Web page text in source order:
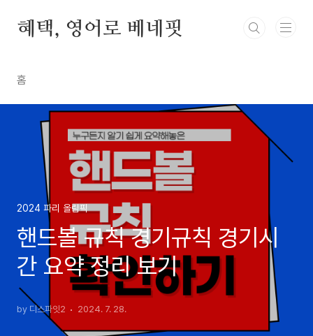
혜택, 영어로 베네핏
홈
2024 파리 올림픽
핸드볼 규칙 경기규칙 경기시
간 요약 정리 보기
by 디스파잇2 2024. 7. 28.